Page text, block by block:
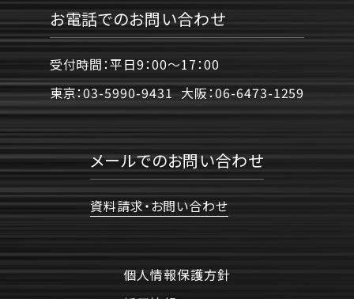
お電話でのお問い合わせ
受付時間：平日9：00〜17：00
東京：03-5990-9431 大阪：06-6473-1259
メールでのお問い合わせ
資料請求・お問い合わせ
個人情報保護方針